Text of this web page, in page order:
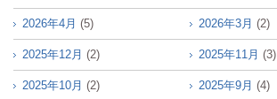
2026年4月 (5) 2026年3月 (2)
2025年12月 (2) 2025年11月 (3)
2025年10月 (2) 2025年9月 (4)